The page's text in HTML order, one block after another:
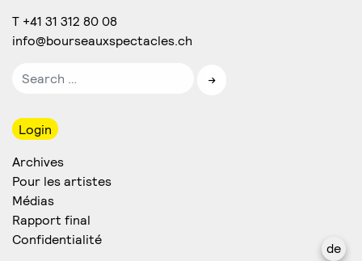
de
T +41 31 312 80 08
info@bourseauxspectacles.ch
Login
Archives
Pour les artistes
Médias
Rapport final
Confidentialité